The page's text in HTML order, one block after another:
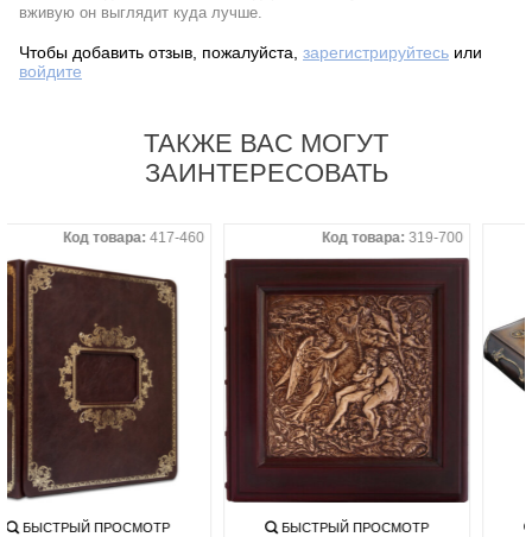
вживую он выглядит куда лучше.
Чтобы добавить отзыв, пожалуйста, зарегистрируйтесь или
войдите
ТАКЖЕ ВАС МОГУТ
ЗАИНТЕРЕСОВАТЬ
Код товара:417-460
БЫСТРЫЙ ПРОСМОТР
Код товара:319-700
БЫСТРЫЙ ПРОСМОТР